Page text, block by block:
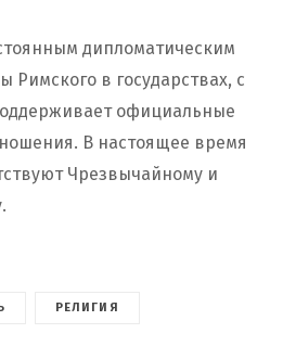
дипломатическим
Римского в государствах, с
официальные
В настоящее время
Чрезвычайному и
РЕЛИГИЯ